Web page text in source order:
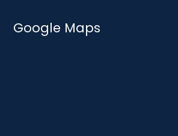
Google Maps